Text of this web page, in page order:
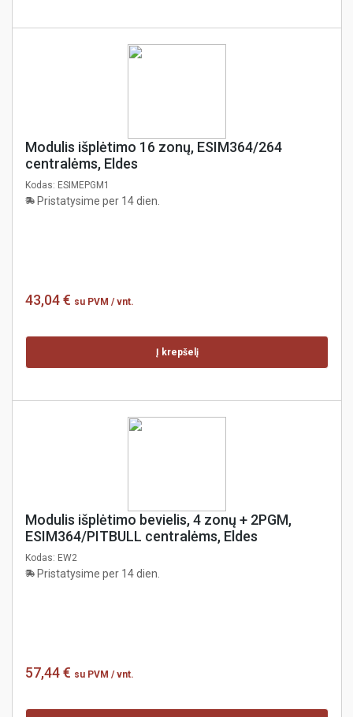
Modulis išplėtimo 16 zonų, ESIM364/264
centralėms, Eldes
Kodas: ESIMEPGM1
Pristatysime per 14 dien.
43,04 € su PVM / vnt.
Į krepšelį
Modulis išplėtimo bevielis, 4 zonų + 2PGM,
ESIM364/PITBULL centralėms, Eldes
Kodas: EW2
Pristatysime per 14 dien.
57,44 € su PVM / vnt.